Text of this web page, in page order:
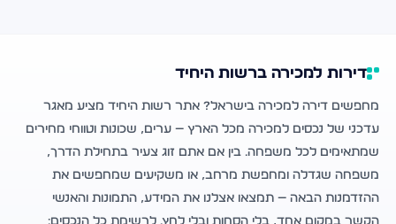
דירות למכירה ברשות היחיד
מחפשים דירה למכירה בישראל? אתר רשות היחיד מציע מאגר
עדכני של נכסים למכירה מכל הארץ — ערים, שכונות וטווחי מחירים
שמתאימים לכל משפחה. בין אם אתם זוג צעיר בתחילת הדרך,
משפחה שגדלה ומחפשת מרחב, או משקיעים שמחפשים את
ההזדמנות הבאה — תמצאו אצלנו את המידע, התמונות והאנשי